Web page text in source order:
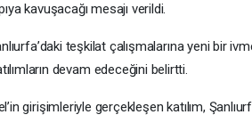
kavuşacağı mesajı verildi.
teşkilat çalışmalarına yeni bir
devam edeceğini belirtti.
girişimleriyle gerçekleşen katılım,